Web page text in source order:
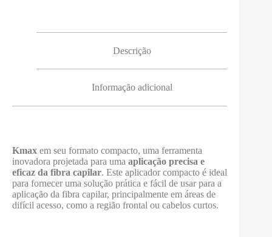
Descrição
Informação adicional
Kmax em seu formato compacto, uma ferramenta
inovadora projetada para uma aplicação precisa e
eficaz da fibra capilar. Este aplicador compacto é ideal
para fornecer uma solução prática e fácil de usar para a
aplicação da fibra capilar, principalmente em áreas de
difícil acesso, como a região frontal ou cabelos curtos.